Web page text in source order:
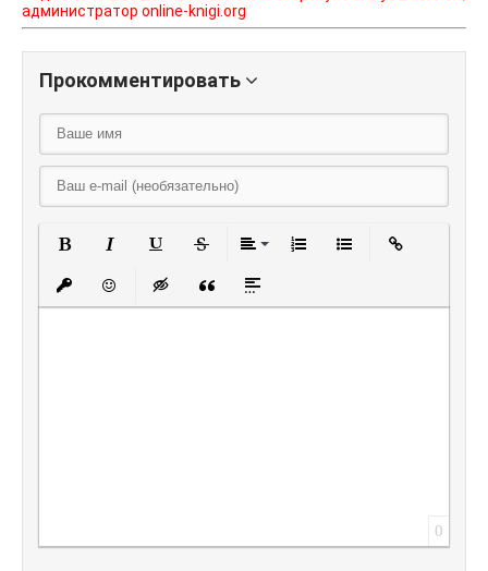
администратор online-knigi.org
Прокомментировать
Полужирный
Курсив
Вставить защищенную ссылку
Вставить смайлик
Вставка скрытого текста
Вставка цитаты
Вставка спойлера
0